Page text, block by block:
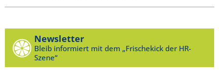
Newsletter
Bleib informiert mit dem „Frischekick der HR-
Szene“